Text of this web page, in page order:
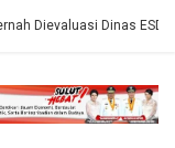
Dinas ESDM